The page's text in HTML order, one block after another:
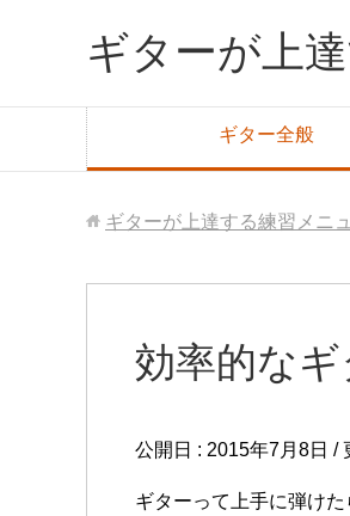
ギターが上
ギター全般
ギターが上達する練習メニ
効率的な
公開日 : 2015年7月8日 /
ギターって上手に弾け